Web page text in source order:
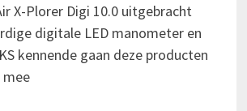
X-Plorer Digi 10.0 uitgebracht
digitale LED manometer en
kennende gaan deze producten